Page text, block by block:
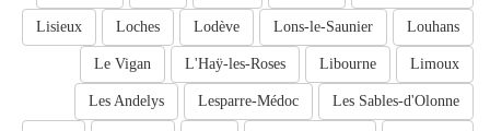
Louhans
Lons-le-Saunier
Lodève
Loches
Lisieux
Limoux
Libourne
L'Haÿ-les-Roses
Le Vigan
Les Sables-d'Olonne
Lesparre-Médoc
Les Andelys